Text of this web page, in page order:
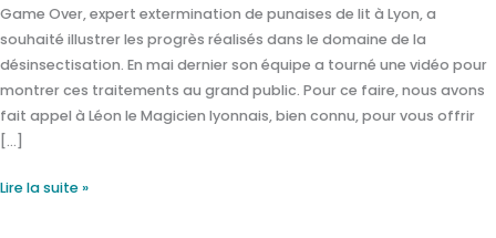
Game Over, expert extermination de punaises de lit à Lyon, a
souhaité illustrer les progrès réalisés dans le domaine de la
désinsectisation. En mai dernier son équipe a tourné une vidéo pour
montrer ces traitements au grand public. Pour ce faire, nous avons
fait appel à Léon le Magicien lyonnais, bien connu, pour vous offrir
[…]
Rhône
Lire la suite »